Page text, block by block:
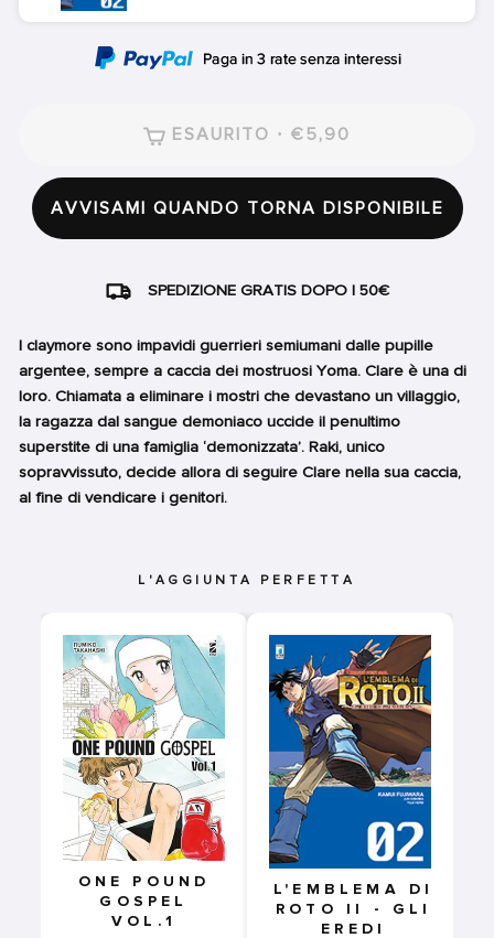
ESAURITO · €5,90
AVVISAMI QUANDO TORNA DISPONIBILE
SPEDIZIONE GRATIS DOPO I 50€
I claymore sono impavidi guerrieri semiumani dalle pupille
argentee, sempre a caccia dei mostruosi Yoma. Clare è una di
loro. Chiamata a eliminare i mostri che devastano un villaggio,
la ragazza dal sangue demoniaco uccide il penultimo
superstite di una famiglia ‘demonizzata’. Raki, unico
sopravvissuto, decide allora di seguire Clare nella sua caccia,
al fine di vendicare i genitori.
L'AGGIUNTA PERFETTA
ONE POUND
GOSPEL
VOL.1
L'EMBLEMA DI
ROTO II - GLI
EREDI